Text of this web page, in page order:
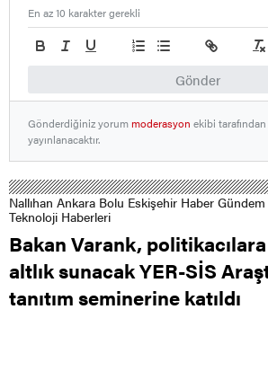
Gönder
En az 10 karakter gerekli
Gönderdiğiniz yorummoderasyon ekibi
yayınlanacaktır.
Nallıhan Ankara Bolu Eskişehir Haber
Teknoloji Haberleri
Bakan Varank,
altlık sunacak YER-SİS
tanıtım seminerine katıldı